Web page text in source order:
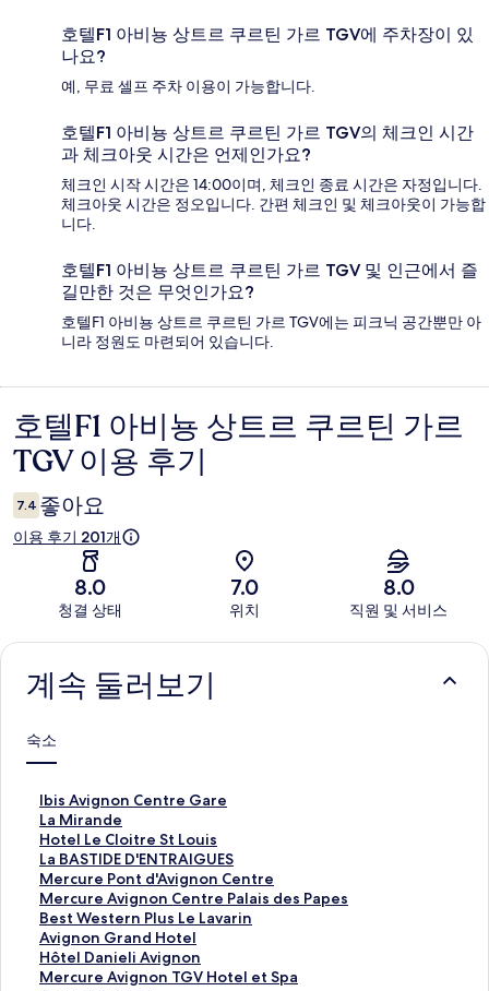
호텔F1 아비뇽 상트르 쿠르틴 가르 TGV에 주차장이 있
나요?
예, 무료 셀프 주차 이용이 가능합니다.
호텔F1 아비뇽 상트르 쿠르틴 가르 TGV의 체크인 시간
과 체크아웃 시간은 언제인가요?
체크인 시작 시간은 14:00이며, 체크인 종료 시간은 자정입니다.
체크아웃 시간은 정오입니다. 간편 체크인 및 체크아웃이 가능합
니다.
호텔F1 아비뇽 상트르 쿠르틴 가르 TGV 및 인근에서 즐
길만한 것은 무엇인가요?
호텔F1 아비뇽 상트르 쿠르틴 가르 TGV에는 피크닉 공간뿐만 아
니라 정원도 마련되어 있습니다.
이
용
후
기
호텔F1 아비뇽 상트르 쿠르틴 가르
TGV 이용 후기
7.4 좋아요
이용 후기 201개
8.0
청결 상태
7.0
위치
8.0
직원 및 서비스
이
용
기
계속 둘러보기
숙소
Ibis Avignon Centre Gare
I
b
i
s
A
v
i
g
n
o
La Mirande
L
a
M
i
r
a
n
d
e
Hotel Le Cloitre St Louis
H
o
t
e
l
L
e
C
La BASTIDE D'ENTRAIGUES
L
a
B
A
S
T
I
Mercure Pont d'Avignon Centre
M
e
r
c
u
r
Mercure Avignon Centre Palais des Papes
M
e
r
c
u
Best Western Plus Le Lavarin
B
e
s
t
Avignon Grand Hotel
A
v
i
Hôtel Danieli Avignon
H
ô
Mercure Avignon TGV Hotel et Spa
M